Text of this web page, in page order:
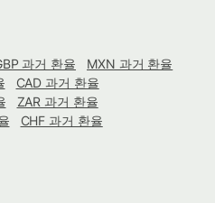
과거 환율
MXN 과거 환율
CAD 과거 환율
ZAR 과거 환율
CHF 과거 환율